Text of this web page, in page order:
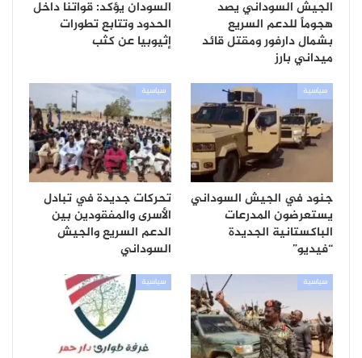
الجيش السوداني يصد
هجوماً للدعم السريع
بشمال دارفور ومقتل قائد
ميداني بارز
السودان يؤكد: قواتنا داخل
الحدود وتتابع تطورات
إثيوبيا عن كثب
سياسية
جنود في الجيش السوداني
يستعرضون المدرعات
الباكستانية الجديدة
“فيديو”
سياسية
تحركات جديدة في تبادل
الأسرى والمفقودين بين
الدعم السريع والجيش
السوداني
سياسية سياسية